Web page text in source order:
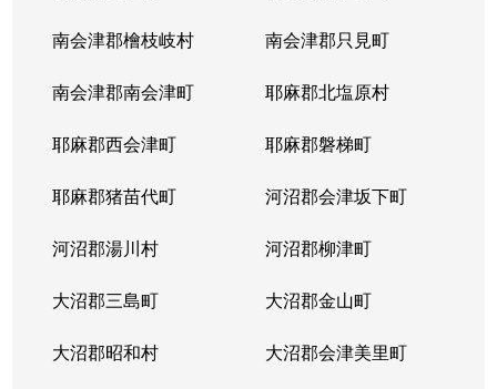
南会津郡檜枝岐村 南会津郡只見町
南会津郡南会津町 耶麻郡北塩原村
耶麻郡西会津町 耶麻郡磐梯町
耶麻郡猪苗代町 河沼郡会津坂下町
河沼郡湯川村 河沼郡柳津町
大沼郡三島町 大沼郡金山町
大沼郡昭和村 大沼郡会津美里町